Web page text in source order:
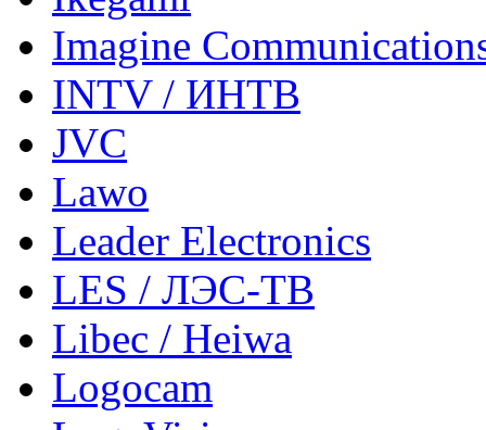
Imagine
INTV / ИНТВ
JVC
Lawo
Leader Electronics
LES / ЛЭС-ТВ
Libec / Heiwa
Logocam